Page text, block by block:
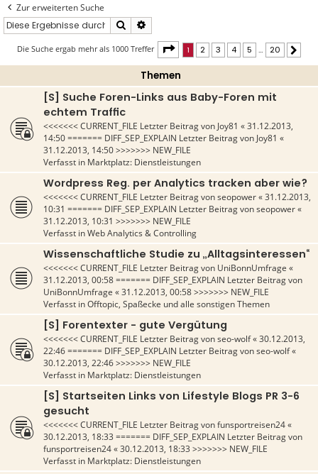
Zur erweiterten Suche
Suche
Die Suche ergab mehr als 1000 Treffer Seite von20
1 2 3 4 5 … 20
Themen
[S] Suche Foren-Links aus Baby-Foren mit
echtem Traffic
<<<<<<< CURRENT_FILE Letzter Beitrag von Joy81 «31.12.2013,
14:50======= DIFF_SEP_EXPLAIN Letzter Beitrag von Joy81 «
31.12.2013, 14:50>>>>>>> NEW_FILE
Verfasst in Marktplatz: Dienstleistungen
Wordpress Reg. per Analytics tracken aber wie?
<<<<<<< CURRENT_FILE Letzter Beitrag vonseopower«31.12.2013,
10:31 ======= DIFF_SEP_EXPLAIN Letzter Beitrag vonseopower«
31.12.2013, 10:31 >>>>>>> NEW_FILE
Verfasst inWeb Analytics & Controlling
Wissenschaftliche Studie zu „Alltagsinteressen“
<<<<<<< CURRENT_FILE Letzter Beitrag von UniBonnUmfrage «
31.12.2013, 00:58======= DIFF_SEP_EXPLAIN Letzter Beitrag von
UniBonnUmfrage «31.12.2013, 00:58>>>>>>> NEW_FILE
Verfasst inOfftopic, Spaßecke und alle sonstigen Themen
[S] Forentexter - gute Vergütung
<<<<<<< CURRENT_FILE Letzter Beitrag vonseo-wolf«30.12.2013,
22:46======= DIFF_SEP_EXPLAIN Letzter Beitrag vonseo-wolf«
30.12.2013, 22:46>>>>>>> NEW_FILE
Verfasst in Marktplatz: Dienstleistungen
[S] Startseiten Links von Lifestyle Blogs PR 3-6
gesucht
<<<<<<< CURRENT_FILE Letzter Beitrag vonfunsportreisen24«
30.12.2013, 18:33 ======= DIFF_SEP_EXPLAIN Letzter Beitrag von
funsportreisen24«30.12.2013, 18:33 >>>>>>> NEW_FILE
Verfasst in Marktplatz: Dienstleistungen